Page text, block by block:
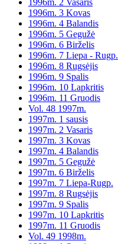
1996m. 2 Vasaris
1996m. 3 Kovas
1996m. 4 Balandis
1996m. 5 Gegužė
1996m. 6 Birželis
1996m. 7 Liepa - Rugp.
1996m. 8 Rugsėjis
1996m. 9 Spalis
1996m. 10 Lapkritis
1996m. 11 Gruodis
Vol. 48 1997m.
1997m. 1 sausis
1997m. 2 Vasaris
1997m. 3 Kovas
1997m. 4 Balandis
1997m. 5 Gegužė
1997m. 6 Birželis
1997m. 7 Liepa-Rugp.
1997m. 8 Rugsėjis
1997m. 9 Spalis
1997m. 10 Lapkritis
1997m. 11 Gruodis
Vol. 49 1998m.